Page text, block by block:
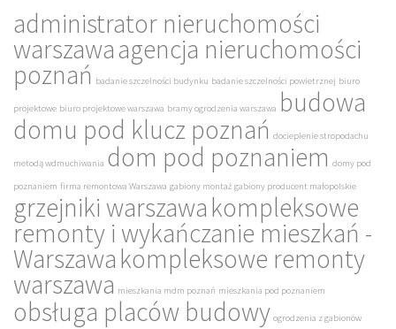
administrator nieruchomości
warszawaagencja nieruchomości
poznań badanie szczelności budynku badanie szczelności powietrznej biuro
projektowe biuro projektowe warszawa bramy ogrodzenia warszawa budowa
domu pod klucz poznań docieplenie stropodachu
metodą wdmuchiwania dom pod poznaniem domy pod
poznaniem firma remontowa Warszawa gabiony montaż gabiony producent małopolskie
grzejniki warszawakompleksowe
remonty i wykańczanie mieszkań -
Warszawakompleksowe remonty
warszawa mieszkania mdm poznań mieszkania pod poznaniem
obsługa placów budowy ogrodzenia z gabionów